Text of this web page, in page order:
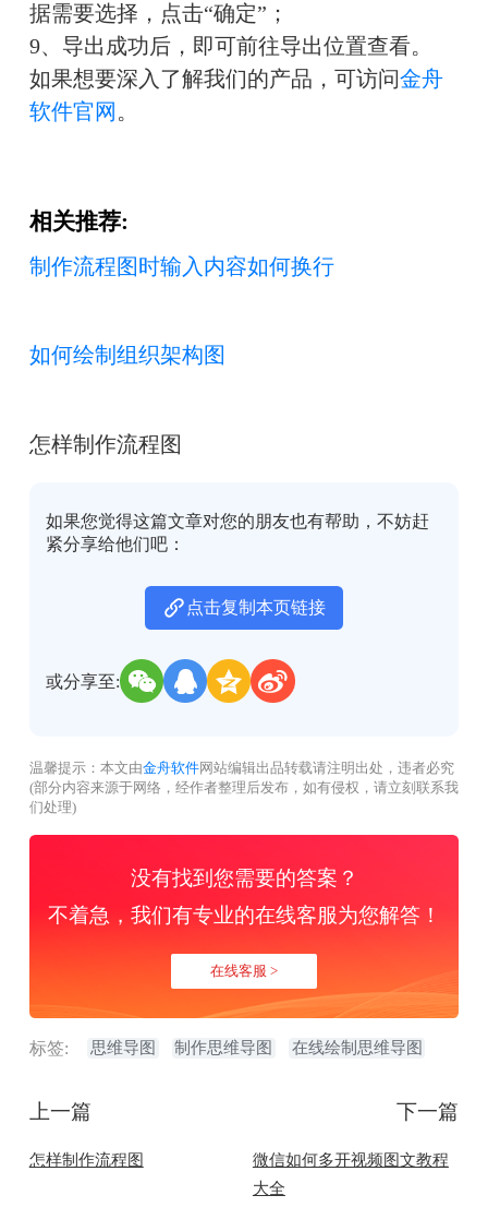
据需要选择，点击“确定”；
9、导出成功后，即可前往导出位置查看。
如果想要深入了解我们的产品，可访问金舟
软件官网 。
相关推荐:
制作流程图时输入内容如何换行
如何绘制组织架构图
怎样制作流程图
如果您觉得这篇文章对您的朋友也有帮助，不妨赶
紧分享给他们吧：
点击复制本页链接
或分享至:
温馨提示：本文由金舟软件网站编辑出品转载请注明出处，违者必究
(部分内容来源于网络，经作者整理后发布，如有侵权，请立刻联系我
们处理)
没有找到您需要的答案？
不着急，我们有专业的在线客服为您解答！
在线客服 >
标签: 思维导图 制作思维导图 在线绘制思维导图
上一篇
怎样制作流程图
下一篇
微信如何多开视频图文教程
大全